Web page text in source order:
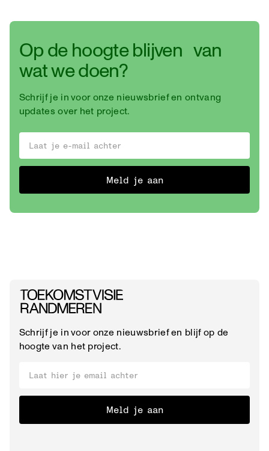
Op de hoogte blijven van
wat we doen?
Schrijf je in voor onze nieuwsbrief en ontvang
updates over het project.
Schrijf je in voor onze nieuwsbrief en blijf op de
hoogte van het project.
Meld je aan